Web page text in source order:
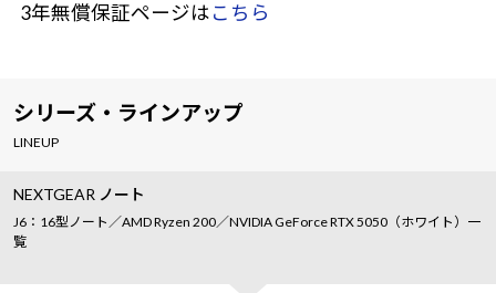
3年無償保証ページはこちら
シリーズ・ラインアップ
LINEUP
NEXTGEAR ノート
J6：16型ノート／AMD Ryzen 200／NVIDIA GeForce RTX 5050（ホワイト）一
覧